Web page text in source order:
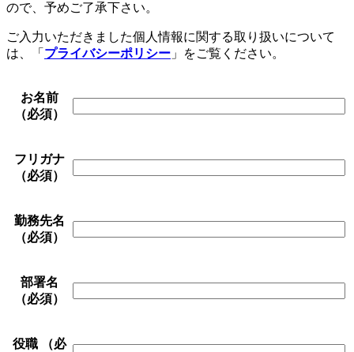
ので、予めご了承下さい。
ご入力いただきました個人情報に関する取り扱いについて
は、「 プライバシーポリシー 」をご覧ください。
お名前
（必須）
フリガナ
（必須）
勤務先名
（必須）
部署名
（必須）
役職
（必